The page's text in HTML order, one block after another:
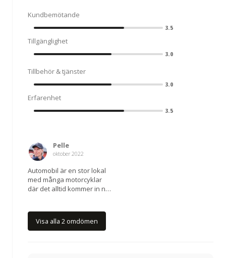
Kundbemötande
3.5
Tillgänglighet
3.0
Tillbehör & tjänster
3.0
Erfarenhet
3.5
Pelle
oktober 2022
Automobil är en stor lokal
med många motorcyklar
där det alltid kommer in nya
tillbaka. Här finns bara
begagnade hojar men inte
Visa alla 2 omdömen